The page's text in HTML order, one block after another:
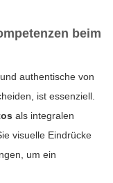
beim
authentische von
ist essenziell.
als integralen
visuelle Eindrücke
um ein